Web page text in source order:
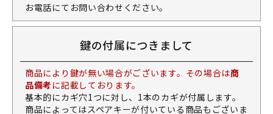
お電話にてお問い合わせください。
鍵の付属につきまして
商品により鍵が無い場合がございます。その場合は商
品備考 に記載しております。
基本的にカギ穴1つに対し、1本のカギが付属します。
商品によってはスペアキーが付いている商品もございま